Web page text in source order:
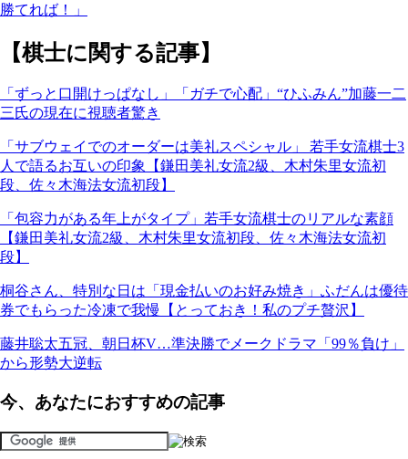
勝てれば！」
【棋士に関する記事】
「ずっと口開けっぱなし」「ガチで心配」“ひふみん”加藤一二
三氏の現在に視聴者驚き
「サブウェイでのオーダーは美礼スペシャル」 若手女流棋士3
人で語るお互いの印象【鎌田美礼女流2級、木村朱里女流初
段、佐々木海法女流初段】
「包容力がある年上がタイプ」若手女流棋士のリアルな素顔
【鎌田美礼女流2級、木村朱里女流初段、佐々木海法女流初
段】
桐谷さん、特別な日は「現金払いのお好み焼き」ふだんは優待
券でもらった冷凍で我慢【とっておき！私のプチ贅沢】
藤井聡太五冠、朝日杯V…準決勝でメークドラマ「99％負け」
から形勢大逆転
今、あなたにおすすめの記事